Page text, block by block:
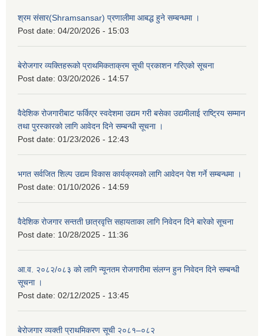
श्रम संसार(Shramsansar) प्रणालीमा आबद्ध हुने सम्बन्धमा ।
Post date: 04/20/2026 - 15:03
बेरोजगार व्यक्तिहरूको प्राथमिकताक्रम सूची प्रकाशन गरिएको सूचना
Post date: 03/20/2026 - 14:57
वैदेशिक रोजगारीबाट फर्किएर स्वदेशमा उद्यम गरी बसेका उद्यमीलाई राष्ट्रिय सम्मान
तथा पुरस्कारको लागि आवेदन दिने सम्बन्धी सूचना ।
Post date: 01/23/2026 - 12:43
भगत सर्वजित शिल्प उद्यम विकास कार्यक्रमको लागि आवेदन पेश गर्ने सम्बन्धमा ।
Post date: 01/10/2026 - 14:59
वैदेशिक रोजगार सन्तती छात्रवृत्ति सहायताका लागि निवेदन दिने बारेको सूचना
Post date: 10/28/2025 - 11:36
आ.व. २०८२/०८३ को लागि न्यूनतम रोजगारीमा संलग्न हुन निवेदन दिने सम्बन्धी
सूचना ।
Post date: 02/12/2025 - 13:45
बेरोजगार व्यक्ती प्राथमिकरण सूची २०८१–०८२